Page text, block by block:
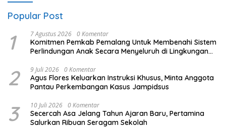
Popular Post
1 7 Agustus 2026 0 Komentar
Komitmen Pemkab Pemalang Untuk Membenahi Sistem
Perlindungan Anak Secara Menyeluruh di Lingkungan
2 9 Juli 2026 0 Komentar
Agus Flores Keluarkan Instruksi Khusus, Minta Anggota
Pantau Perkembangan Kasus Jampidsus
3 10 Juli 2026 0 Komentar
Secercah Asa Jelang Tahun Ajaran Baru, Pertamina
Salurkan Ribuan Seragam Sekolah